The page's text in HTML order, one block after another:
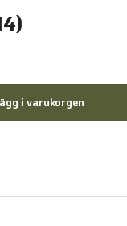
i varukorgen